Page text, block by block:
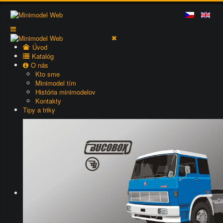
Úvod
Katalóg
O nás
Kto sme
Minimodel tím
História minimodelov
Kontakty
Tipy a triky